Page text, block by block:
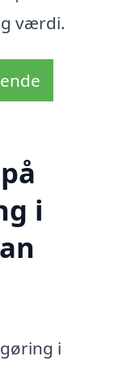
værdi.
i
i